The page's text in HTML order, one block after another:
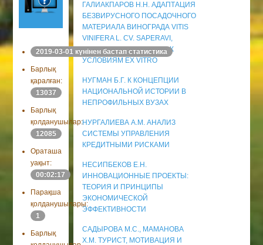
ГАЛИАКПАРОВ Н.Н. АДАПТАЦИЯ
БЕЗВИРУСНОГО ПОСАДОЧНОГО
МАТЕРИАЛА ВИНОГРАДА VITIS
VINIFERA L. СV. SAPERAVI,
ПОЛУЧЕННОГО IN VITRO К
УСЛОВИЯМ EX VITRO
НУГМАН Б.Г. К КОНЦЕПЦИИ
НАЦИОНАЛЬНОЙ ИСТОРИИ В
НЕПРОФИЛЬНЫХ ВУЗАХ
НУРГАЛИЕВА А.М. АНАЛИЗ
СИСТЕМЫ УПРАВЛЕНИЯ
КРЕДИТНЫМИ РИСКАМИ
НЕСИПБЕКОВ Е.Н.
ИННОВАЦИОННЫЕ ПРОЕКТЫ:
ТЕОРИЯ И ПРИНЦИПЫ
ЭКОНОМИЧЕСКОЙ
ЭФФЕКТИВНОСТИ
САДЫРОВА М.С., МАМАНОВА
Х.М. ТУРИСТ, МОТИВАЦИЯ И
2019-03-01 күнінен бастап статистика
Барлық
қаралған:
13037
Барлық
қолданушылар:
12085
Ораташа
уақыт:
00:02:17
Парақша
қолданушылары:
1
Барлық